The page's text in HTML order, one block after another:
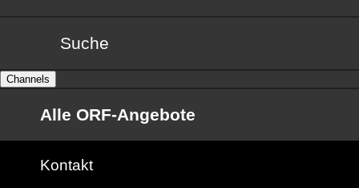
Suche
Channels
Alle ORF-Angebote
Kontakt